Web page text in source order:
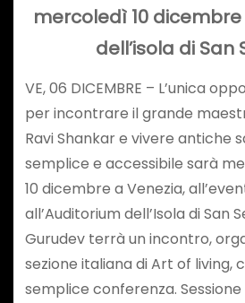
mercoledì 10 dicembre
dell’isola di San
VE, 06 DICEMBRE – L’unica
per incontrare il grande
Ravi Shankar e vivere antiche
semplice e accessibile sarà
10 dicembre a Venezia,
all’Auditorium dell’Isola di San
Gurudev terrà un incontro,
sezione italiana di Art of living,
semplice conferenza.